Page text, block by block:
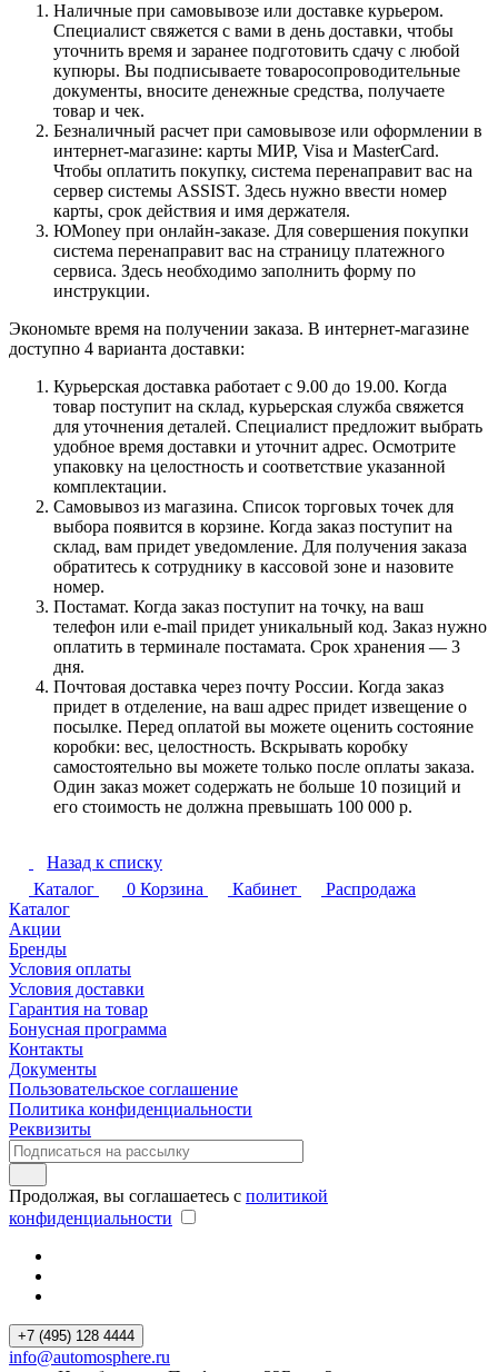
Наличные при самовывозе или доставке курьером.
Специалист свяжется с вами в день доставки, чтобы
уточнить время и заранее подготовить сдачу с любой
купюры. Вы подписываете товаросопроводительные
документы, вносите денежные средства, получаете
товар и чек.
Безналичный расчет при самовывозе или оформлении в
интернет-магазине: карты МИР, Visa и MasterCard.
Чтобы оплатить покупку, система перенаправит вас на
сервер системы ASSIST. Здесь нужно ввести номер
карты, срок действия и имя держателя.
ЮMoney при онлайн-заказе. Для совершения покупки
система перенаправит вас на страницу платежного
сервиса. Здесь необходимо заполнить форму по
инструкции.
Экономьте время на получении заказа. В интернет-магазине
доступно 4 варианта доставки:
Курьерская доставка работает с 9.00 до 19.00. Когда
товар поступит на склад, курьерская служба свяжется
для уточнения деталей. Специалист предложит выбрать
удобное время доставки и уточнит адрес. Осмотрите
упаковку на целостность и соответствие указанной
комплектации.
Самовывоз из магазина. Список торговых точек для
выбора появится в корзине. Когда заказ поступит на
склад, вам придет уведомление. Для получения заказа
обратитесь к сотруднику в кассовой зоне и назовите
номер.
Постамат. Когда заказ поступит на точку, на ваш
телефон или e-mail придет уникальный код. Заказ нужно
оплатить в терминале постамата. Срок хранения — 3
дня.
Почтовая доставка через почту России. Когда заказ
придет в отделение, на ваш адрес придет извещение о
посылке. Перед оплатой вы можете оценить состояние
коробки: вес, целостность. Вскрывать коробку
самостоятельно вы можете только после оплаты заказа.
Один заказ может содержать не больше 10 позиций и
его стоимость не должна превышать 100 000 р.
Назад к списку
Каталог
0 Корзина Кабинет
Распродажа
Каталог
Акции
Бренды
Условия оплаты
Условия доставки
Гарантия на товар
Бонусная программа
Контакты
Документы
Пользовательское соглашение
Политика конфиденциальности
Реквизиты
Продолжая, вы соглашаетесь с политикой
конфиденциальности
+7 (495) 128 4444
info@automosphere.ru